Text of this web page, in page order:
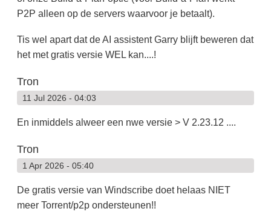
P2P alleen op de servers waarvoor je betaalt).
Tis wel apart dat de AI assistent Garry blijft beweren dat
het met gratis versie WEL kan....!
Tron
11 Jul 2026 - 04:03
En inmiddels alweer een nwe versie > V 2.23.12 ....
Tron
1 Apr 2026 - 05:40
De gratis versie van Windscribe doet helaas NIET
meer Torrent/p2p ondersteunen!!